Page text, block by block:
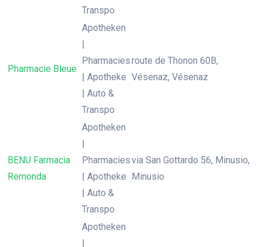
Transpo
Pharmacie Bleue
Apotheken
|
Pharmacies
| Apotheke
| Auto &
Transpo
route de Thonon 60B,
Vésenaz, Vésenaz
BENU Farmacia
Remonda
Apotheken
|
Pharmacies
| Apotheke
| Auto &
Transpo
via San Gottardo 56, Minusio,
Minusio
Apotheken
|